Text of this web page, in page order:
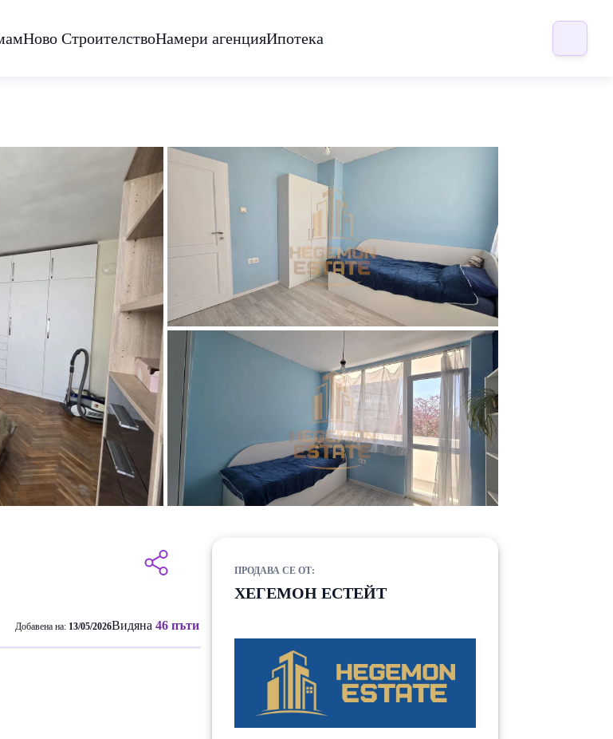
Ново СтроителствоНамери агенцияИпотека
Добавена на: 13/05/2026Видяна 46 пъти
ПРОДАВА СЕ ОТ:
ХЕГЕМОН ЕСТЕЙТ